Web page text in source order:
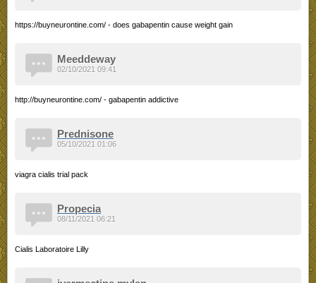
https://buyneurontine.com/ - does gabapentin cause weight gain
Meeddeway
http://buyneurontine.com/ - gabapentin addictive
02/10/2021 09:41
Prednisone
viagra cialis trial pack
05/10/2021 01:06
Propecia
Cialis Laboratoire Lilly
08/11/2021 06:21